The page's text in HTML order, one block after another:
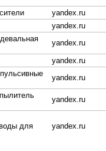
yandex.ru
yandex.ru
yandex.ru
yandex.ru
yandex.ru
yandex.ru
для
yandex.ru